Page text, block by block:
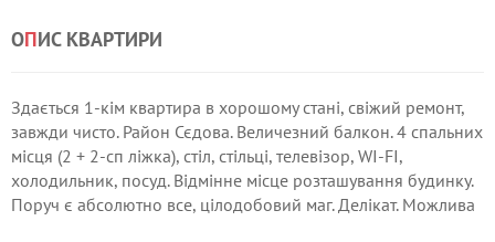
ОПИС КВАРТИРИ
Здається 1-кім квартира в хорошому стані, свіжий ремонт,
завжди чисто. Район Сєдова. Величезний балкон. 4 спальних
місця (2 + 2-сп ліжка), стіл, стільці, телевізор, WI-FI,
холодильник, посуд. Відмінне місце розташування будинку.
Поруч є абсолютно все, цілодобовий маг. Делікат. Можлива